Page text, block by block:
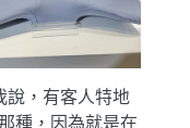
說，有客人特地
種，因為就是在